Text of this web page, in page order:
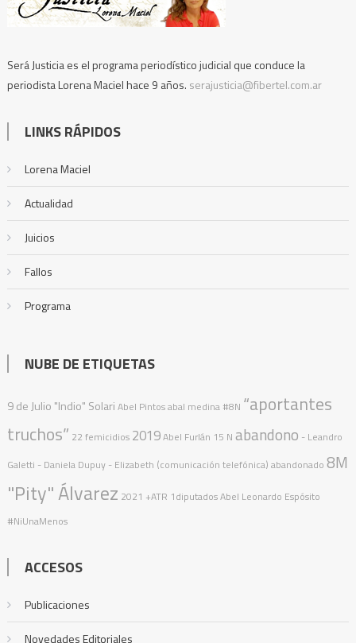
Será Justicia es el programa periodístico judicial que conduce la
periodista Lorena Maciel hace 9 años. serajusticia@fibertel.com.ar
LINKS RÁPIDOS
Lorena Maciel
Actualidad
Juicios
Fallos
Programa
NUBE DE ETIQUETAS
9 de Julio "Indio" Solari Abel Pintosabal medina #8N “aportantes
truchos” 22 femicidios 2019Abel Furlán 15 N abandono - Leandro
Galetti - Daniela Dupuy - Elizabeth (comunicación telefónica) abandonado 8M
"Pity" Álvarez 2021 +ATR 1diputadosAbel Leonardo Espósito
#NiUnaMenos
ACCESOS
Publicaciones
Novedades Editoriales